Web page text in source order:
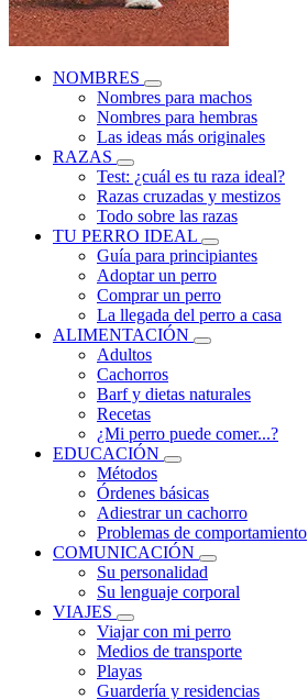
NOMBRES
Nombres para machos
Nombres para hembras
Las ideas más originales
RAZAS
Test: ¿cuál es tu raza ideal?
Razas cruzadas y mestizos
Todo sobre las razas
TU PERRO IDEAL
Guía para principiantes
Adoptar un perro
Comprar un perro
La llegada del perro a casa
ALIMENTACIÓN
Adultos
Cachorros
Barf y dietas naturales
Recetas
¿Mi perro puede comer...?
EDUCACIÓN
Métodos
Órdenes básicas
Adiestrar un cachorro
Problemas de comportamiento
COMUNICACIÓN
Su personalidad
Su lenguaje corporal
VIAJES
Viajar con mi perro
Medios de transporte
Playas
Guardería y residencias